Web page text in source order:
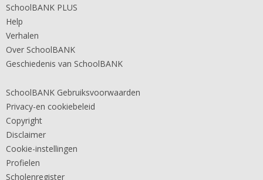
SchoolBANK PLUS
Help
Verhalen
Over SchoolBANK
Geschiedenis van SchoolBANK
SchoolBANK Gebruiksvoorwaarden
Privacy-en cookiebeleid
Copyright
Disclaimer
Cookie-instellingen
Profielen
Scholenregister